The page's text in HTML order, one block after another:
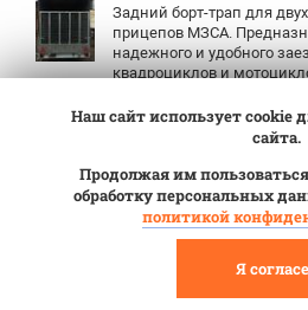
Задний борт-трап для
прицепов МЗСА.
надежного и удобного
квадроциклов и
платно.
Шириной 1,37 м с
установкой
Наш сайт использует cookie
сайта.
Продолжая им
обработку персональных
политикой
Я